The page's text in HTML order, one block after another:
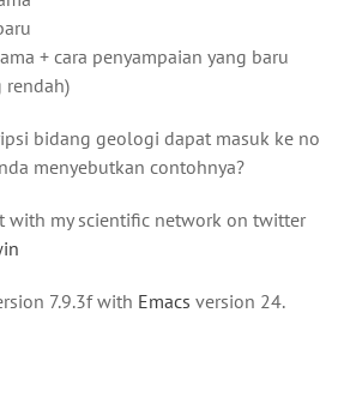
+ cara penyampaian yang baru
rendah)
bidang geologi dapat masuk ke no
menyebutkan contohnya?
with my scientific network on twitter
7.9.3f with Emacs version 24.